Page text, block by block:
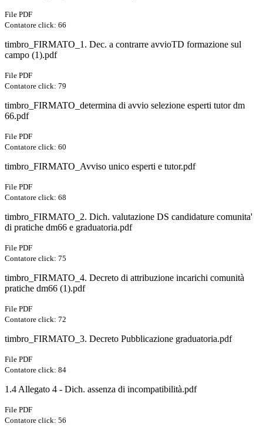
File PDF
Contatore click: 66
timbro_FIRMATO_1. Dec. a contrarre avvioTD formazione sul
campo (1).pdf
File PDF
Contatore click: 79
timbro_FIRMATO_determina di avvio selezione esperti tutor dm
66.pdf
File PDF
Contatore click: 60
timbro_FIRMATO_Avviso unico esperti e tutor.pdf
File PDF
Contatore click: 68
timbro_FIRMATO_2. Dich. valutazione DS candidature comunita'
di pratiche dm66 e graduatoria.pdf
File PDF
Contatore click: 75
timbro_FIRMATO_4. Decreto di attribuzione incarichi comunità
pratiche dm66 (1).pdf
File PDF
Contatore click: 72
timbro_FIRMATO_3. Decreto Pubblicazione graduatoria.pdf
File PDF
Contatore click: 84
1.4 Allegato 4 - Dich. assenza di incompatibilità.pdf
File PDF
Contatore click: 56